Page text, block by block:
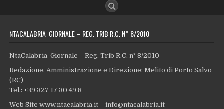
NTACALABRIA GIORNALE – REG. TRIB R.C. N° 8/2010
NtaCalabria Giornale – Reg. Trib R.C. n° 8/2010
Redazione, Amministrazione e Direzione: Melito di Porto Salvo
(RC)
Tel.: +39 327 17 30 49 8
Web Site www.ntacalabria.it – info@ntacalabria.it